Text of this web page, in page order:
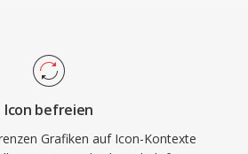
Icon befreien
Grafiken auf Icon-Kontexte